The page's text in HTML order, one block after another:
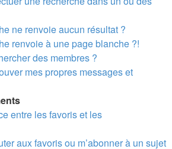
ne renvoie aucun résultat ?
renvoie à une page blanche ?!
des membres ?
mes propres messages et
entre les favoris et les
aux favoris ou m’abonner à un sujet